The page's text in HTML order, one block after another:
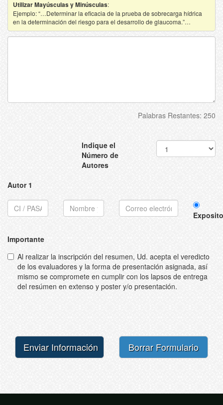
Utilizar Mayúsculas y Minúsculas:
Ejemplo: “…Determinar la eficacia de la prueba de sobrecarga hídrica
en la determinación del riesgo para el desarrollo de glaucoma.”…
Palabras Restantes: 250
Indique el
Número de
Autores
Autor 1
Importante
Al realizar la inscripción del resumen, Ud. acepta el veredicto
de los evaluadores y la forma de presentación asignada, así
mismo se compromete en cumplir con los lapsos de entrega
del resúmen en extenso y poster y/o presentación.
Enviar Información Borrar Formulario